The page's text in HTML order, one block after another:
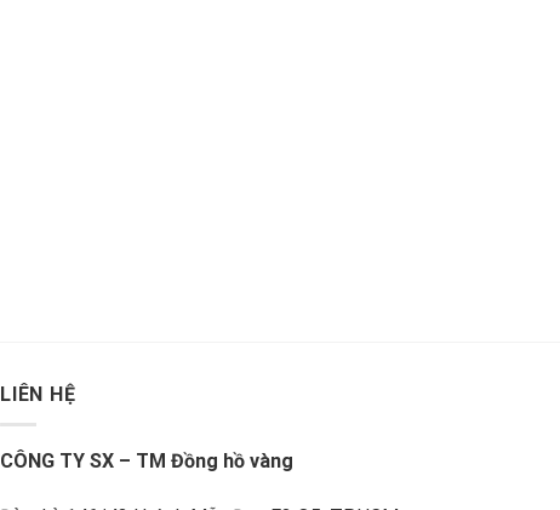
LIÊN HỆ
CÔNG TY SX – TM Đồng hồ vàng